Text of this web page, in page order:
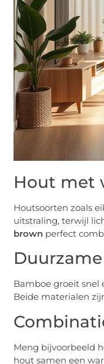
Hout met
Houtsoorten zoals
uitstraling, terwijl
brown perfect
Bamboe groeit snel
Beide materialen
Meng bijvoorbeeld
hout samen een